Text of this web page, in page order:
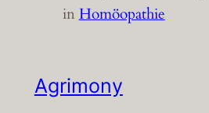
inHomöopathie
Agrimony